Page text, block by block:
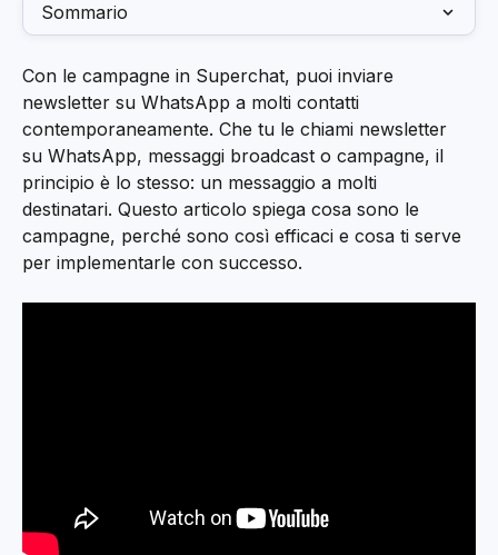
Sommario
Con le campagne in Superchat, puoi inviare
newsletter su WhatsApp a molti contatti
contemporaneamente. Che tu le chiami newsletter
su WhatsApp, messaggi broadcast o campagne, il
principio è lo stesso: un messaggio a molti
destinatari. Questo articolo spiega cosa sono le
campagne, perché sono così efficaci e cosa ti serve
per implementarle con successo.